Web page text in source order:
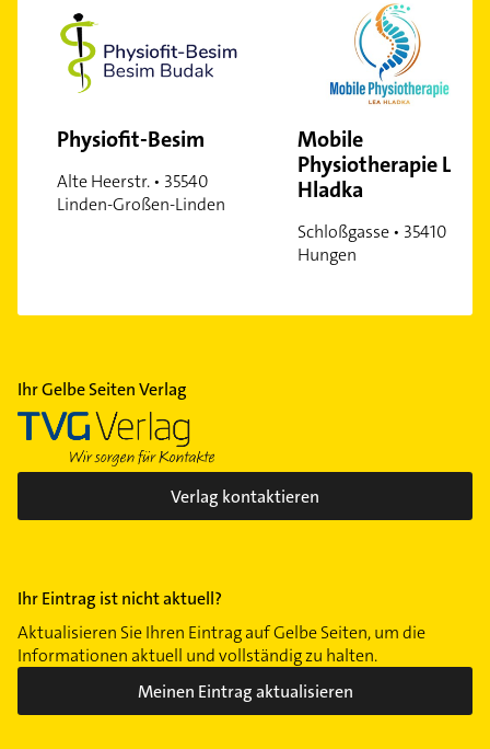
Physiofit-Besim
Alte Heerstr. • 35540
Linden-Großen-Linden
Mobile
Physiotherapie Lea
Hladka
Schloßgasse • 35410
Hungen
Ihr Gelbe Seiten Verlag
Verlag kontaktieren
Ihr Eintrag ist nicht aktuell?
Aktualisieren Sie Ihren Eintrag auf Gelbe Seiten, um die
Informationen aktuell und vollständig zu halten.
Meinen Eintrag aktualisieren